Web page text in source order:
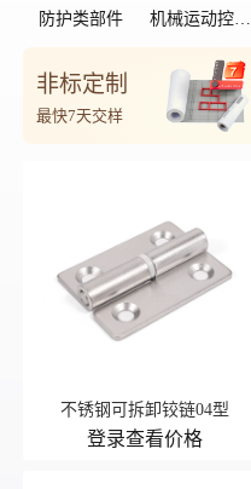
防护类部件
机械运动控制
非标定制
最快7天交样
不锈钢可拆卸铰链04型
登录查看价格